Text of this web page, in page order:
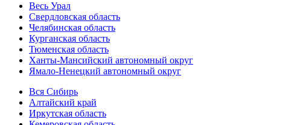
Весь Урал
Свердловская область
Челябинская область
Курганская область
Тюменская область
Ханты-Мансийский автономный округ
Ямало-Ненецкий автономный округ
Вся Сибирь
Алтайский край
Иркутская область